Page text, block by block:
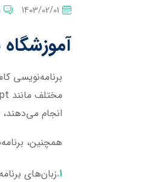
1403/02/01
آموزشگاه
برنامه‌نویسی
انجام
همچنین،
زبان‌های